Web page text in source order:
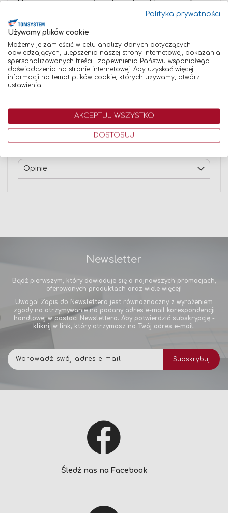
Polityka prywatności
Używamy plików cookie
Możemy je zamieścić w celu analizy danych dotyczących
odwiedzających, ulepszenia naszej strony internetowej, pokazania
spersonalizowanych treści i zapewnienia Państwu wspaniałego
doświadczenia na stronie internetowej. Aby uzyskać więcej
informacji na temat plików cookie, których używamy, otwórz
ustawienia.
AKCEPTUJ WSZYSTKO
DOSTOSUJ
Magnum to jeden z czołowych producentów urządzeń
spawalniczych, od wielu lat obecny na rynku, oferujący
asortyment charakteryzujący się wysoką jakością,
sprawnością oraz niezawodnością. Szeroka oferta
producenta Magnum obejmuje m.in. akcesoria spawalnicze,
przecinarki plazmowe oraz urządzenia do spawania
metodą MIG/MAG, MMA, jak również TIG (DC oraz AC/DC).
Produkty te doskonale nadają się do użytku w małych
warsztatach oraz dużych zakładach przemysłowych
realizujących zaawansowane projekty spawalnicze. Oferta
Magnum jest dedykowana zarówno początkującym
testom, tak aby zapewnić najwyższą jakość i niezawodność
użytkowania również w trudnych warunkach spawalniczych.
Dane techniczne
Opinie
Newsletter
Bądź pierwszym, który dowiaduje się o najnowszych promocjach,
oferowanych produktach oraz wiele więcej!
Uwaga! Zapis do Newslettera jest równoznaczny z wyrażeniem
zgody na otrzymywanie na podany adres e-mail korespondencji
handlowej w postaci Newslettera. Aby potwierdzić subskrypcję -
kliknij w link, który otrzymasz na Twój adres e-mail.
nasz
newsletter:
Subskrybuj
Śledź nas na Facebook